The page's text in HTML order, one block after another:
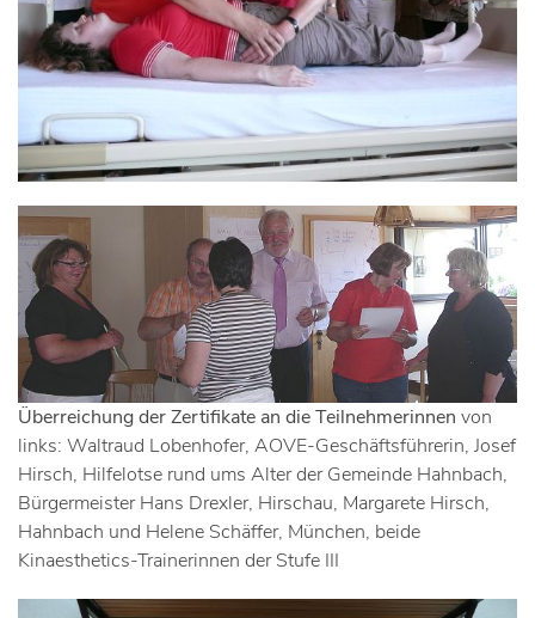
Überreichung der Zertifikate an die Teilnehmerinnen von
links: Waltraud Lobenhofer, AOVE-Geschäftsführerin, Josef
Hirsch, Hilfelotse rund ums Alter der Gemeinde Hahnbach,
Bürgermeister Hans Drexler, Hirschau, Margarete Hirsch,
Hahnbach und Helene Schäffer, München, beide
Kinaesthetics-Trainerinnen der Stufe III